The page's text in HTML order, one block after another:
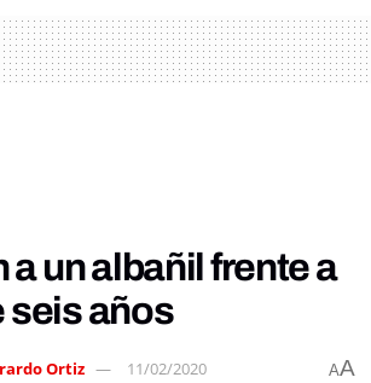
un albañil frente a
seis años
Ortiz 11/02/2020 AA